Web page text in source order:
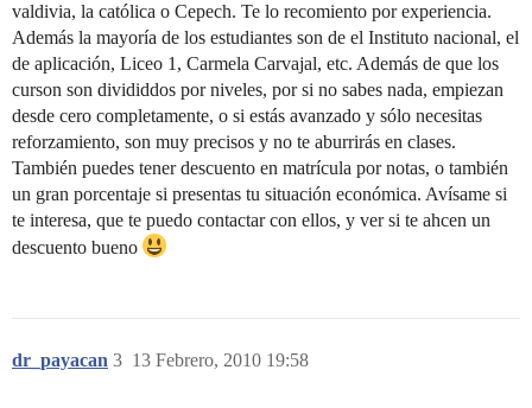
valdivia, la católica o Cepech. Te lo recomiento por experiencia.
Además la mayoría de los estudiantes son de el Instituto nacional, el
de aplicación, Liceo 1, Carmela Carvajal, etc. Además de que los
curson son divididdos por niveles, por si no sabes nada, empiezan
desde cero completamente, o si estás avanzado y sólo necesitas
reforzamiento, son muy precisos y no te aburrirás en clases.
También puedes tener descuento en matrícula por notas, o también
un gran porcentaje si presentas tu situación económica. Avísame si
te interesa, que te puedo contactar con ellos, y ver si te ahcen un
descuento bueno
dr_payacan 13 Febrero, 2010 19:58
3